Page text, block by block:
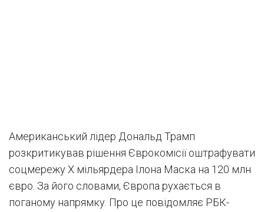
Американський лідер Дональд Трамп
розкритикував рішення Єврокомісії оштрафувати
соцмережу Х мільярдера Ілона Маска на 120 млн
євро. За його словами, Європа рухається в
поганому напрямку. Про це повідомляє РБК-